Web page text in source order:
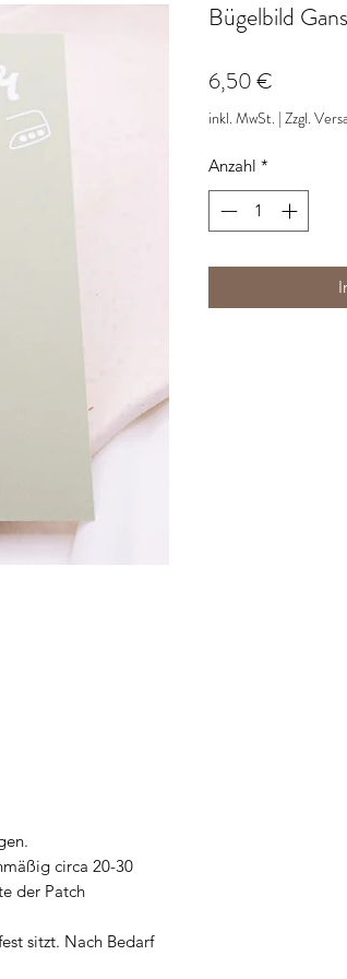
circa 20-30
der Patch
sitzt. Nach Bedarf
Bügelbild Gans
6,50 €
inkl. MwSt. | Zzgl.
Anzahl *